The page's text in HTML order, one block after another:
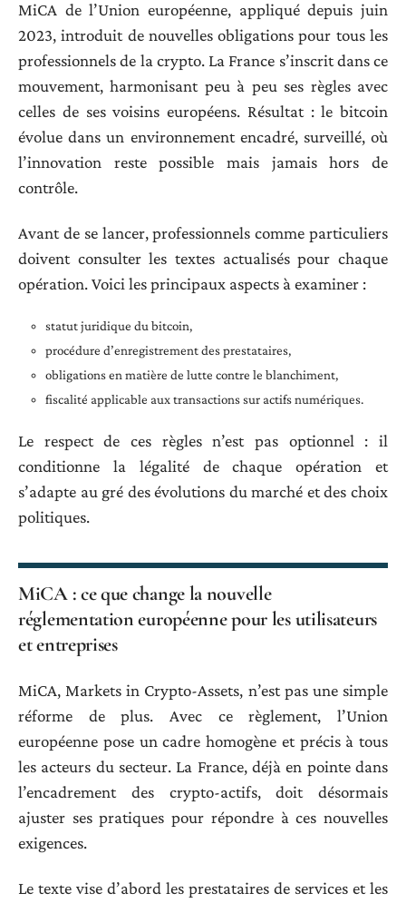
MiCA de l’Union européenne, appliqué depuis juin
2023, introduit de nouvelles obligations pour tous les
professionnels de la crypto. La France s’inscrit dans ce
mouvement, harmonisant peu à peu ses règles avec
celles de ses voisins européens. Résultat : le bitcoin
évolue dans un environnement encadré, surveillé, où
l’innovation reste possible mais jamais hors de
contrôle.
Avant de se lancer, professionnels comme particuliers
doivent consulter les textes actualisés pour chaque
opération. Voici les principaux aspects à examiner :
statut juridique du bitcoin,
procédure d’enregistrement des prestataires,
obligations en matière de lutte contre le blanchiment,
fiscalité applicable aux transactions sur actifs numériques.
Le respect de ces règles n’est pas optionnel : il
conditionne la légalité de chaque opération et
s’adapte au gré des évolutions du marché et des choix
politiques.
MiCA : ce que change la nouvelle
réglementation européenne pour les utilisateurs
et entreprises
MiCA, Markets in Crypto-Assets, n’est pas une simple
réforme de plus. Avec ce règlement, l’Union
européenne pose un cadre homogène et précis à tous
les acteurs du secteur. La France, déjà en pointe dans
l’encadrement des crypto-actifs, doit désormais
ajuster ses pratiques pour répondre à ces nouvelles
exigences.
Le texte vise d’abord les prestataires de services et les